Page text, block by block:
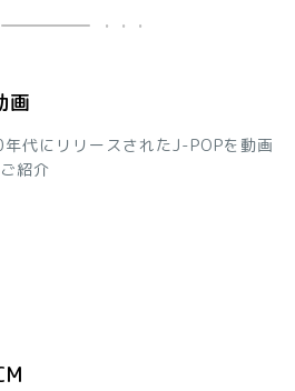
画
代にリリースされたJ-POPを動画
紹介